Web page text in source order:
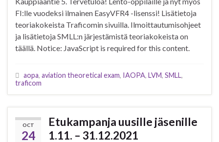
FI:lle vuodeksi ilmainen EasyVFR4 -lisenssi! Lisätietoja
teoriakokeista Traficomin sivuilla. Ilmoittautumisohjeet
ja lisätietoja SMLL:n järjestämistä teoriakokeista on
täällä. Notice: JavaScript is required for this content.
aopa, aviation theoretical exam, IAOPA, LVM, SMLL,
traficom
OCT
24
Etukampanja uusille jäsenille
1.11. – 31.12.2021